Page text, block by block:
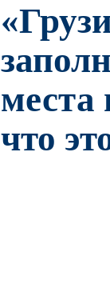
места
что